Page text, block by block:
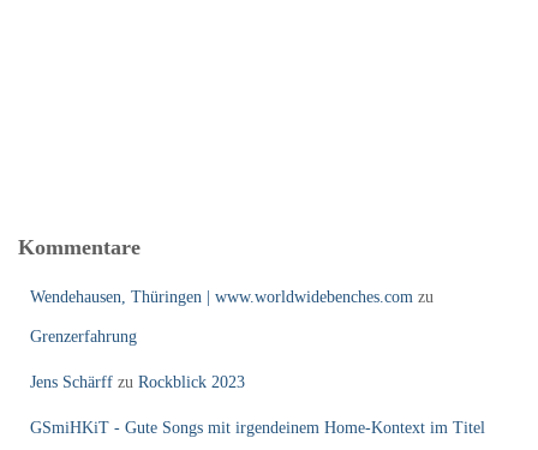
Kommentare
Wendehausen, Thüringen | www.worldwidebenches.com zu
Grenzerfahrung
Jens Schärff zu Rockblick 2023
GSmiHKiT - Gute Songs mit irgendeinem Home-Kontext im Titel